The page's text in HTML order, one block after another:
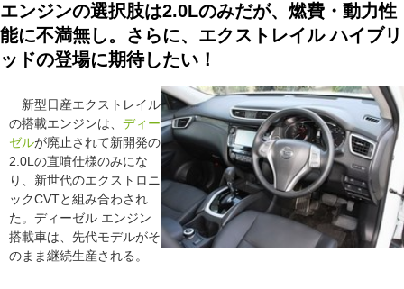
エンジンの選択肢は2.0Lのみだが、燃費・動力性
能に不満無し。さらに、エクストレイル ハイブリ
ッドの登場に期待したい！
新型日産エクストレイル
の搭載エンジンは、 ディー
ゼルが廃止されて新開発の
2.0Lの直噴仕様のみにな
り、新世代のエクストロニ
ックCVTと組み合わされ
た。ディーゼル エンジン
搭載車は、先代モデルがそ
のまま継続生産される。